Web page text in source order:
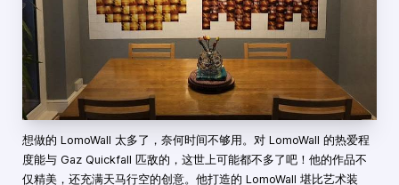
想做的 LomoWall 太多了，奈何时间不够用。对 LomoWall 的热爱程
度能与 Gaz Quickfall 匹敌的，这世上可能都不多了吧！他的作品不
仅精美，还充满天马行空的创意。他打造的 LomoWall 堪比艺术装